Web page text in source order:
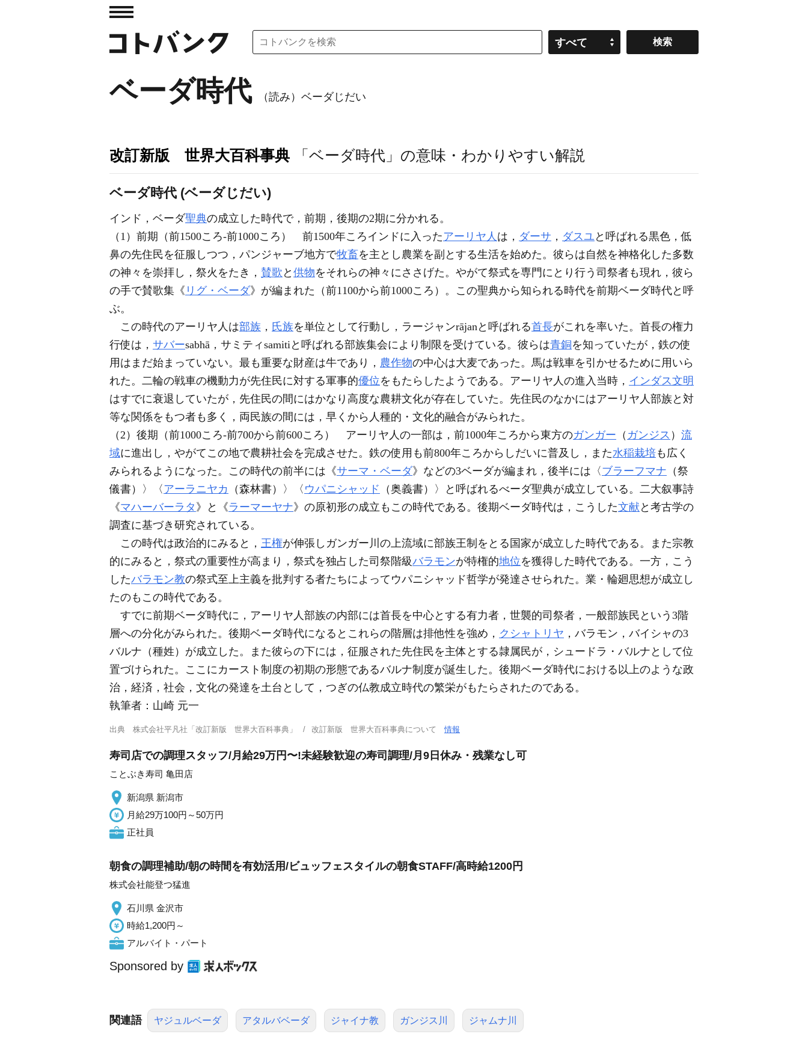
すべて
ベーダ時代 （読み）ベーダじだい
改訂新版 世界大百科事典 「ベーダ時代」の意味・わかりやすい解説
ベーダ時代 (ベーダじだい)
インド，ベーダ聖典の成立した時代で，前期，後期の2期に分かれる。
（1）前期（前1500ころ-前1000ころ） 前1500年ころインドに入ったアーリヤ人 は， ダーサ ， ダスユと呼ばれる黒色，低
鼻の先住民を征服しつつ，パンジャーブ地方で牧畜を主とし農業を副とする生活を始めた。彼らは自然を神格化した多数
の神々を崇拝し，祭火をたき， 賛歌 と 供物をそれらの神々にささげた。やがて祭式を専門にとり行う司祭者も現れ，彼ら
の手で賛歌集《 リグ・ベーダ》が編まれた（前1100から前1000ころ）。この聖典から知られる時代を前期ベーダ時代と呼
ぶ。
この時代のアーリヤ人は部族 ， 氏族を単位として行動し，ラージャンrājanと呼ばれる首長がこれを率いた。首長の権力
行使は， サバーsabhā，サミティsamitiと呼ばれる部族集会により制限を受けている。彼らは青銅 を知っていたが，鉄の使
用はまだ始まっていない。最も重要な財産は牛であり， 農作物の中心は大麦であった。馬は戦車を引かせるために用いら
れた。二輪の戦車の機動力が先住民に対する軍事的優位をもたらしたようである。アーリヤ人の進入当時， インダス文明
はすでに衰退していたが，先住民の間にはかなり高度な農耕文化が存在していた。先住民のなかにはアーリヤ人部族と対
等な関係をもつ者も多く，両民族の間には，早くから人種的・文化的融合がみられた。
（2）後期（前1000ころ-前700から前600ころ） アーリヤ人の一部は，前1000年ころから東方のガンガー （ ガンジス ） 流
域に進出し，やがてこの地で農耕社会を完成させた。鉄の使用も前800年ころからしだいに普及し，また水稲栽培も広く
みられるようになった。この時代の前半には《サーマ・ベーダ》などの3ベーダが編まれ，後半には〈 ブラーフマナ （祭
儀書）〉〈 アーラニヤカ （森林書）〉〈 ウパニシャッド （奥義書）〉と呼ばれるべーダ聖典が成立している。二大叙事詩
《マハーバーラタ 》と《ラーマーヤナ》の原初形の成立もこの時代である。後期ベーダ時代は，こうした文献 と考古学の
調査に基づき研究されている。
この時代は政治的にみると， 王権が伸張しガンガー川の上流域に部族王制をとる国家が成立した時代である。また宗教
的にみると，祭式の重要性が高まり，祭式を独占した司祭階級バラモンが特権的地位を獲得した時代である。一方，こう
したバラモン教の祭式至上主義を批判する者たちによってウパニシャッド哲学が発達させられた。業・輪廻思想が成立し
たのもこの時代である。
すでに前期ベーダ時代に，アーリヤ人部族の内部には首長を中心とする有力者，世襲的司祭者，一般部族民という3階
層への分化がみられた。後期ベーダ時代になるとこれらの階層は排他性を強め， クシャトリヤ ，バラモン，バイシャの3
バルナ（種姓）が成立した。また彼らの下には，征服された先住民を主体とする隷属民が，シュードラ・バルナとして位
置づけられた。ここにカースト制度の初期の形態であるバルナ制度が誕生した。後期ベーダ時代における以上のような政
治，経済，社会，文化の発達を土台として，つぎの仏教成立時代の繁栄がもたらされたのである。
執筆者： 山崎 元一
出典 株式会社平凡社「改訂新版 世界大百科事典」 改訂新版 世界大百科事典について情報
寿司店での調理スタッフ/月給29万円〜!未経験歓迎の寿司調理/月9日休み・残業なし可
ことぶき寿司 亀田店
新潟県 新潟市
月給29万100円～50万円
正社員
朝食の調理補助/朝の時間を有効活用/ビュッフェスタイルの朝食STAFF/高時給1200円
株式会社能登つ猛進
石川県 金沢市
時給1,200円～
アルバイト・パート
Sponsored by
関連語 ヤジュルベーダ アタルバベーダ ジャイナ教 ガンジス川 ジャムナ川